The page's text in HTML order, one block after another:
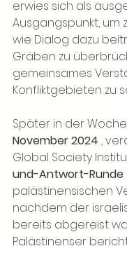
erwies sich als
Ausgangspunkt, um
wie Dialog dazu
Gräben zu
gemeinsames
Konfliktgebieten zu
Später in der
November 2024 ,
Global Society
und-Antwort-Runde
palästinensischen
nachdem der
bereits abgereist
Palästinenser